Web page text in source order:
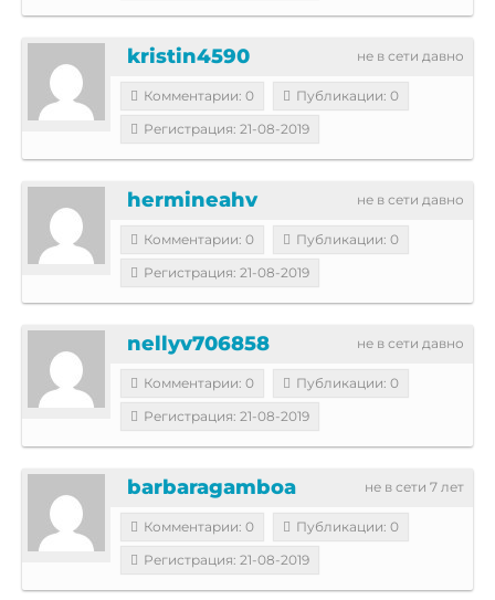
не в сети давно
kristin4590
Комментарии: 0
Публикации: 0
Регистрация: 21-08-2019
не в сети давно
hermineahv
Комментарии: 0
Публикации: 0
Регистрация: 21-08-2019
не в сети давно
nellyv706858
Комментарии: 0
Публикации: 0
Регистрация: 21-08-2019
не в сети 7 лет
barbaragamboa
Комментарии: 0
Публикации: 0
Регистрация: 21-08-2019